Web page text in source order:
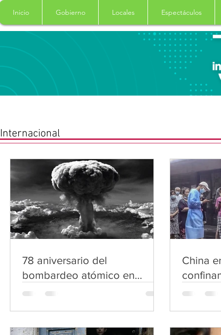
Inicio Gobierno Locales Espectáculos
Internacional
78 aniversario del
bombardeo atómico en
Hiroshima
China
Covid-